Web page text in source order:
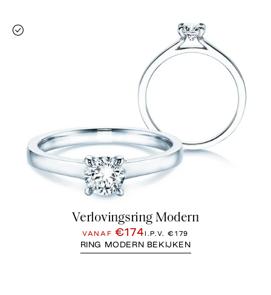
Verlovingsring Modern
VANAF €174I.P.V.€179
RING MODERN BEKIJKEN